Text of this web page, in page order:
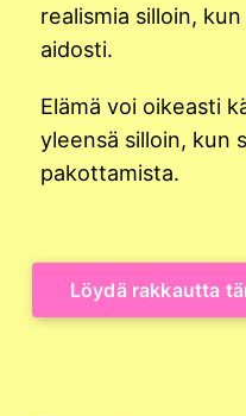
realismia silloin,
aidosti.
Elämä voi oikeasti
yleensä silloin, kun
pakottamista.
Löydä rakkautta